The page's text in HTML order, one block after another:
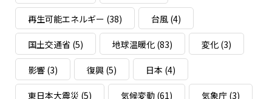
再生可能エネルギー (38) 台風(4)
国土交通省(5) 地球温暖化(83) 変化(3)
影響(3) 復興(5) 日本 (4)
東日本大震災 (5) 気候変動(61) 気象庁(3)